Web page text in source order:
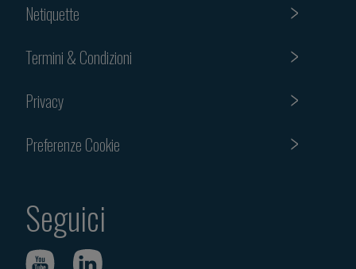
Netiquette
Termini & Condizioni
Privacy
Preferenze Cookie
Seguici